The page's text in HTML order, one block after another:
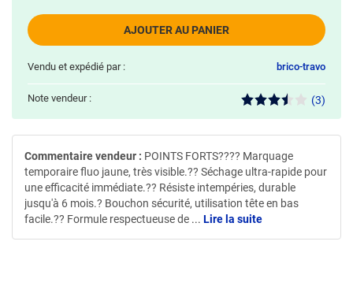
AJOUTER AU PANIER
Vendu et expédié par : brico-travo
Note vendeur : (3)
Commentaire vendeur : POINTS FORTS???? Marquage
temporaire fluo jaune, très visible.?? Séchage ultra-rapide pour
une efficacité immédiate.?? Résiste intempéries, durable
jusqu'à 6 mois.? Bouchon sécurité, utilisation tête en bas
facile.?? Formule respectueuse de ... Lire la suite